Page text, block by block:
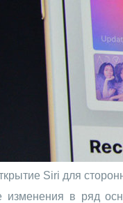
Siri для
изменения в ряд